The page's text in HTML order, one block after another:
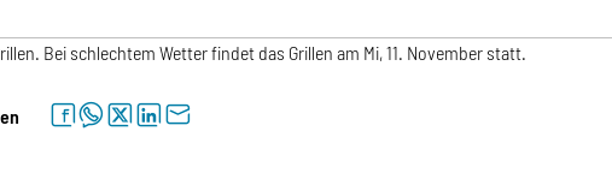
Bei schlechtem Wetter findet das Grillen am Mi, 11. November statt.
facebookwhatsapptwitterlinkedinletter